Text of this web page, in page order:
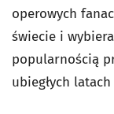
operowych
świecie i
popularnością
ubiegłych